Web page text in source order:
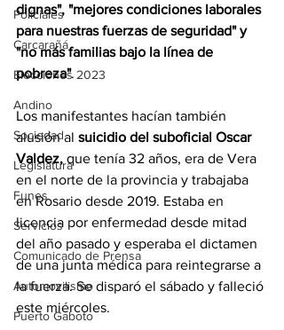
Policiales
Carcarañá
Elecciones 2023
Andino
Sociedad
Legislatura
Funes
Servicios
Comunicado de Prensa
Automovilismo
Puerto Gaboto
dignas", "mejores condiciones laborales
para nuestras fuerzas de seguridad" y
"no más familias bajo la línea de
pobreza".
Los manifestantes hacían también
alusión al suicidio del suboficial Oscar
Valdez, que tenía 32 años, era de Vera
en el norte de la provincia y trabajaba
en Rosario desde 2019. Estaba en
licencia por enfermedad desde mitad
del año pasado y esperaba el dictamen
de una junta médica para reintegrarse a
la fuerza. Se disparó el sábado y falleció
este miércoles.